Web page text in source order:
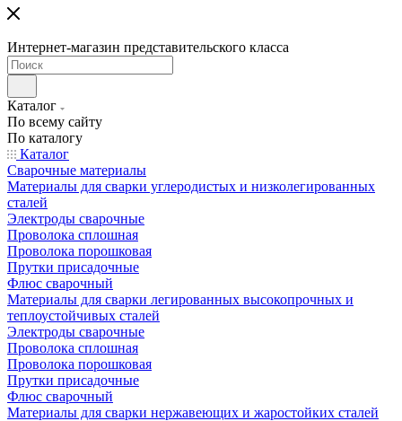
Интернет-магазин представительского класса
Каталог
По всему сайту
По каталогу
Каталог
Сварочные материалы
Материалы для сварки углеродистых и низколегированных
сталей
Электроды сварочные
Проволока сплошная
Проволока порошковая
Прутки присадочные
Флюс сварочный
Материалы для сварки легированных высокопрочных и
теплоустойчивых сталей
Электроды сварочные
Проволока сплошная
Проволока порошковая
Прутки присадочные
Флюс сварочный
Материалы для сварки нержавеющих и жаростойких сталей